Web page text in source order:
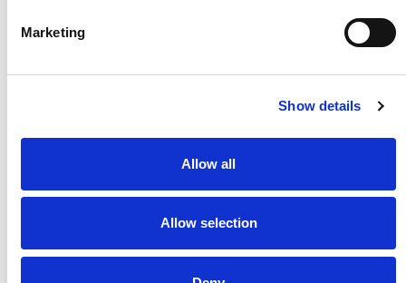
Marketing
Show details
Allow all
Allow selection
Grâce à son engagement continu dans la conception et le
développement de technologies innovantes et faciles à
l’électromobilité, ainsi que des solutions robotiques et
L’offre de l’entreprise s’étend également à la gestion de
organisées par Comau Academy, Comau accroît les
connaissances techniques et
managériales qui permettent de relever les défis liés à